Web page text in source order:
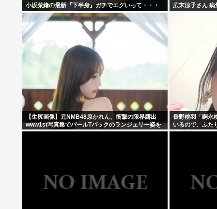
小坂菜緒の最新『下半身』ガチでエグいって・・・ 広末涼子さん
【生尻画像】元NMB48原かれん、衝撃の限界露出
www1st写真集でパールTバックのランジェリー姿を
解禁！！！
長野桃羽「嗣永
いるので、ふた
在になりたいで